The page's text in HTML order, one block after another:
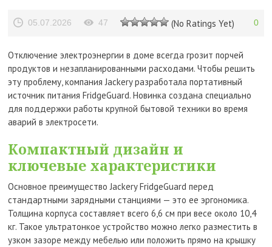
05.07.2026 47 (No Ratings Yet) 0
Отключение электроэнергии в доме всегда грозит порчей
продуктов и незапланированными расходами. Чтобы решить
эту проблему, компания Jackery разработала портативный
источник питания FridgeGuard. Новинка создана специально
для поддержки работы крупной бытовой техники во время
аварий в электросети.
Компактный дизайн и
ключевые характеристики
Основное преимущество Jackery FridgeGuard перед
стандартными зарядными станциями — это ее эргономика.
Толщина корпуса составляет всего 6,6 см при весе около 10,4
кг. Такое ультратонкое устройство можно легко разместить в
узком зазоре между мебелью или положить прямо на крышку